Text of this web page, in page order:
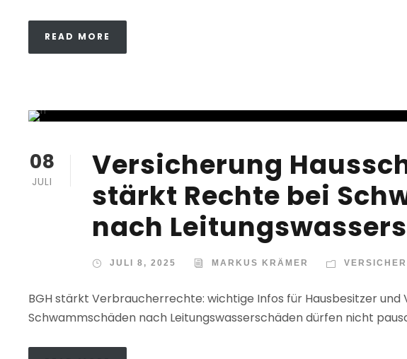
READ MORE
08
JULI
Versicherung
stärkt Rechte bei
nach
JULI 8, 2025 MARKUS KRÄMER
BGH stärkt Verbraucherrechte: wichtige Infos für Hausbesitzer und
Schwammschäden nach Leitungswasserschäden dürfen nicht